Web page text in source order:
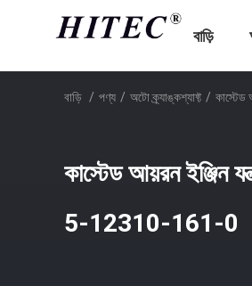
বাড়ি
বাড়ি / পণ্য / অটো ক্র্যাঙ্কশ্যাফ্ট / কাস্টেড
কাস্টেড আয়রন ইঞ্জিন
5-12310-161-0